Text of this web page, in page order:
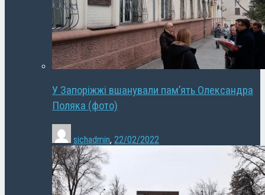
У Запоріжжі вшанували пам’ять Олександра
Поляка (фото)
sichadmin, 22/02/2022